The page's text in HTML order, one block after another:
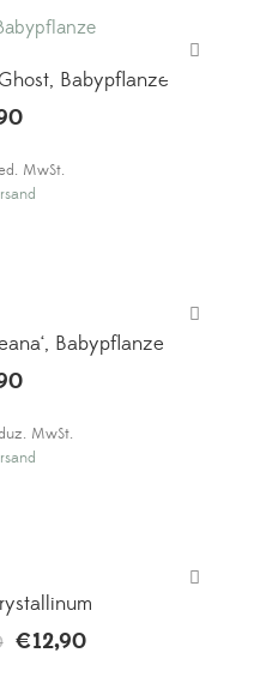
Babypflanze
MwSt.
Babypflanze
MwSt.
Ursprünglicher
€12,90Aktueller